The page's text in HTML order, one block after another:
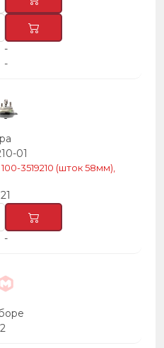
-
-
01
3519210 (шток 58мм),
21
-